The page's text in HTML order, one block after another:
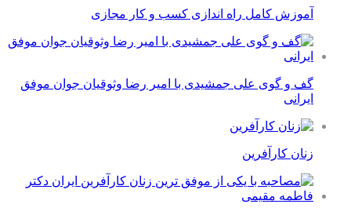
آموزش کامل راه اندازی کسب و کار مجازی
گف و گوی علی جمشیدی با امیر رضا وثوقیان جوان موفق
ایرانی
زنان کارآفرین